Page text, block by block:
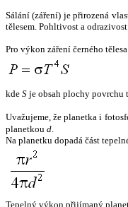
Sálání (záření) je přirozená
tělesem. Pohltivost a
Pro výkon záření černého tělesa
kde S je obsah plochy povrchu
Uvažujeme, že planetka i
planetkou d.
Na planetku dopadá část
Tepelný výkon přijímaný